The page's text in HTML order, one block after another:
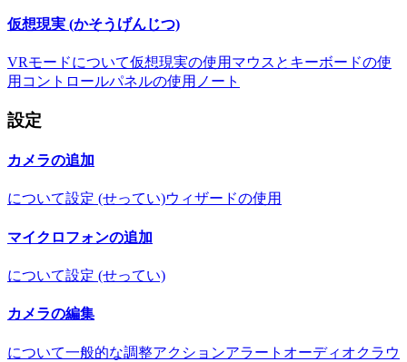
仮想現実 (かそうげんじつ)
VRモードについて仮想現実の使用 マウスとキーボードの使
用 コントロールパネルの使用 ノート
設定
カメラの追加
について設定 (せってい)ウィザードの使用
マイクロフォンの追加
について設定 (せってい)
カメラの編集
について一般的な調整アクションアラート オーディオクラウ